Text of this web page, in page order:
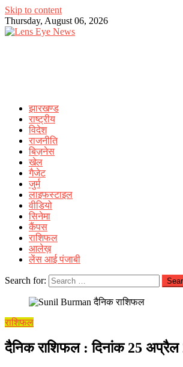
Skip to content
Thursday, August 06, 2026
झारखण्ड
राष्ट्रीय
विदेश
राजनीति
बिज़नेस
खेल
गैजेट
जुर्म
लाइफस्टाइल
वीडियो
सिनेमा
कैंपस
राशिफल
आलेख़
लेंस आई पंजाबी
Search for:
राशिफल
दैनिक राशिफल : दिनांक 25 अप्रैल